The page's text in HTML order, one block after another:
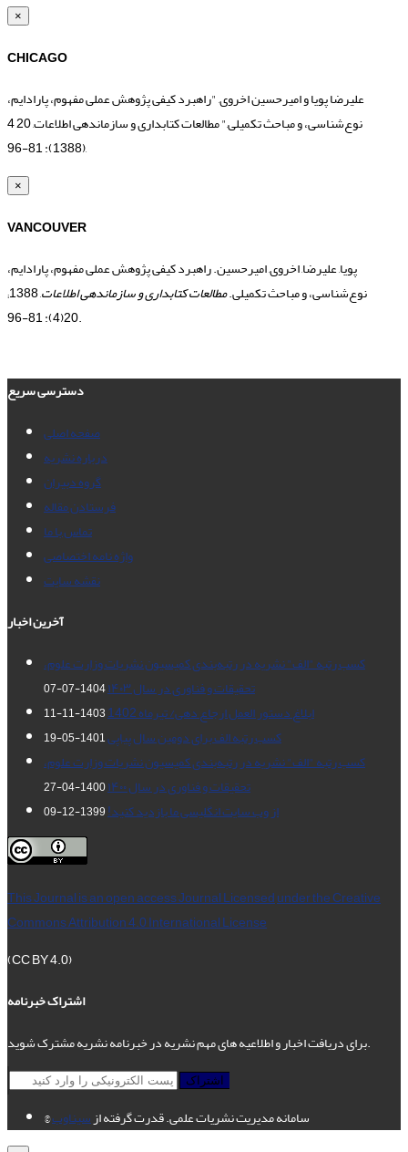
×
CHICAGO
علیرضا پویا و امیرحسین اخروی, "راهبرد کیفی پژوهش عملی مفهوم، پارادایم،
نوع‌شناسی، و مباحث تکمیلی," مطالعات کتابداری و سازماندهی اطلاعات, 20 4
(1388): 81-96,
×
VANCOUVER
پویا, علیرضا, اخروی, امیرحسین. راهبرد کیفی پژوهش عملی مفهوم، پارادایم،
نوع‌شناسی، و مباحث تکمیلی.مطالعات کتابداری و سازماندهی اطلاعات
, 1388;
20(4): 81-96.
دسترسی سریع
صفحه اصلی
درباره نشریه
گروه دبیران
فرستادن مقاله
تماس با ما
واژه نامه اختصاصی
نقشه سایت
آخرین اخبار
کسب رتبه "الف" نشریه در رتبه‌بندی کمیسیون نشریات وزارت علوم،
تحقیقات و فناوری در سال ۱۴۰۳
1404-07-07
ابلاغ دستور العمل ارجاع دهی/ تیرماه 1402 1403-11-11
کسب رتبه الف برای دومین سال پیاپی1401-05-19
کسب رتبه "الف" نشریه در رتبه‌بندی کمیسیون نشریات وزارت علوم،
تحقیقات و فناوری در سال ۱۴۰۰
1400-04-27
از وب سایت انگلیسی ما بازدید کنید!1399-12-09
This Journal is an open access Journal Licensedunder the Creative
Commons Attribution 4.0 International License
(CC BY 4.0)
اشتراک خبرنامه
برای دریافت اخبار و اطلاعیه های مهم نشریه در خبرنامه نشریه مشترک شوید.
اشتراک
© سامانه مدیریت نشریات علمی.قدرت گرفته ازسیناوب